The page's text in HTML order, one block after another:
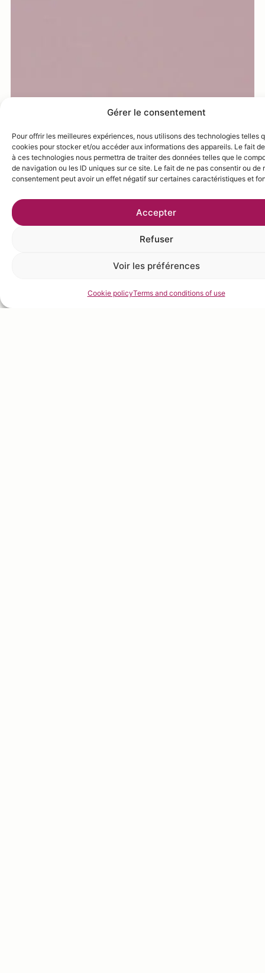
Gérer le consentement
Pour offrir les meilleures expériences, nous utilisons des technologies telles
cookies pour stocker et/ou accéder aux informations des appareils. Le fait
à ces technologies nous permettra de traiter des données telles que le
de navigation ou les ID uniques sur ce site. Le fait de ne pas consentir ou de
consentement peut avoir un effet négatif sur certaines caractéristiques et
Accepter
Refuser
Voir les préférences
Cookie policyTerms and conditions of use